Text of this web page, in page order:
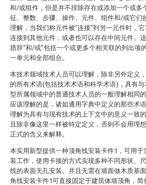
和/或组件，但是并不排除存在或添加一个或多
征、整数、步骤、操作、元件、组件和/或它们
理解，当我们称元件被“连接”到另一元件时，
连接到其他元件，或者也可以存在中间元件。
措辞“和/或”包括一个或更多个相关联的列出项
一单元和全部组合。
本技术领域技术人员可以理解，除非另外定义
的所有术语(包括技术术语和科学术语)，具有
型所属领域中的普通技术人员的一般理解相同
应该理解的是，诸如通用字典中定义的那些术
理解为具有与现有技术的上下文中的意义一致
且除非像这里一样被特定定义，否则不会用理
正式的含义来解释。
本实用新型提供一种顶角线安装卡件1，可用于
装工作，使用卡接的方式实现多种不同形状、
线的表面无孔安装。并且无需在墙面做木质基
角线安装卡件1可直接固定于建筑体墙顶角，简